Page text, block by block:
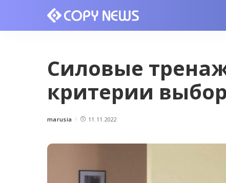
Силовые
критерии
Posted
marusia 11.11.2022